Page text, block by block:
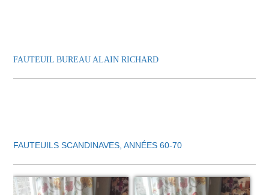
FAUTEUIL BUREAU ALAIN RICHARD
FAUTEUILS SCANDINAVES, ANNÉES 60-70